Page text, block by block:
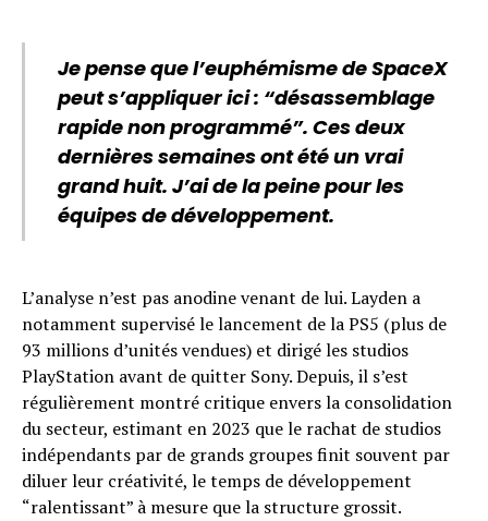
Je pense que l’euphémisme de SpaceX
peut s’appliquer ici : “désassemblage
rapide non programmé”. Ces deux
dernières semaines ont été un vrai
grand huit. J’ai de la peine pour les
équipes de développement.
L’analyse n’est pas anodine venant de lui. Layden a
notamment supervisé le lancement de la PS5 (plus de
93 millions d’unités vendues) et dirigé les studios
PlayStation avant de quitter Sony. Depuis, il s’est
régulièrement montré critique envers la consolidation
du secteur, estimant en 2023 que le rachat de studios
indépendants par de grands groupes finit souvent par
diluer leur créativité, le temps de développement
“ralentissant” à mesure que la structure grossit.